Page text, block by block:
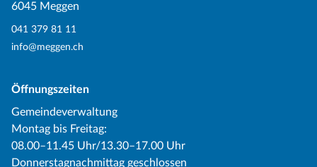
6045 Meggen
041 379 81 11
info@meggen.ch
Öffnungszeiten
Gemeindeverwaltung
Montag bis Freitag:
08.00–11.45 Uhr/13.30–17.00 Uhr
Donnerstagnachmittag geschlossen